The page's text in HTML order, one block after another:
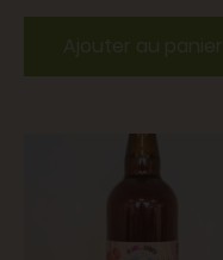
Ajouter au panier